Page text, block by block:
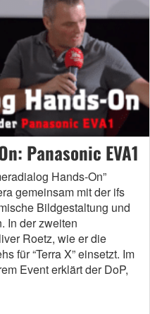
Panasonic EVA1
Hands-On”
gemeinsam mit der ifs
Bildgestaltung und
In der zweiten
Roetz, wie er die
für “Terra X” einsetzt. Im
Event erklärt der DoP,